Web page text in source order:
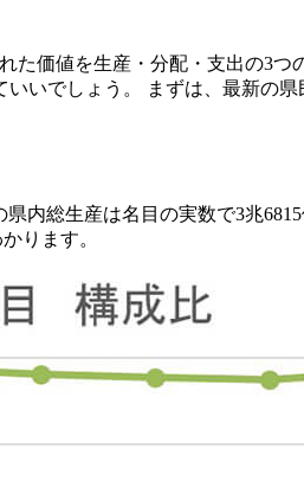
価値を生産・分配・支出の3つ
いでしょう。 まずは、最新の
総生産は名目の実数で3兆
ります。